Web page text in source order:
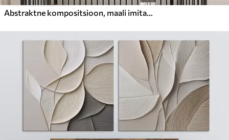
Abstraktne kompositsioon, maali imitatsioon